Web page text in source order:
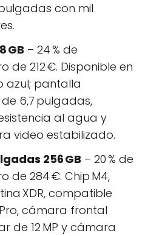
pulgadas con mil
GB – 24 % de
de 212 €. Disponible en
azul; pantalla
de 6,7 pulgadas,
al agua y
video estabilizado.
256 GB – 20 % de
de 284 €. Chip M4,
XDR, compatible
cámara frontal
de 12 MP y cámara